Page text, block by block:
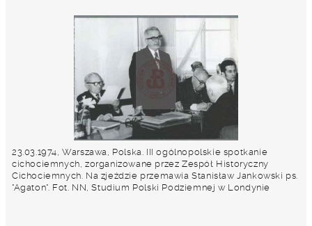
23.03.1974, Warszawa, Polska. III ogólnopolskie spotkanie
cichociemnych, zorganizowane przez Zespół Historyczny
Cichociemnych. Na zjeździe przemawia Stanisław Jankowski ps.
"Agaton". Fot. NN, Studium Polski Podziemnej w Londynie